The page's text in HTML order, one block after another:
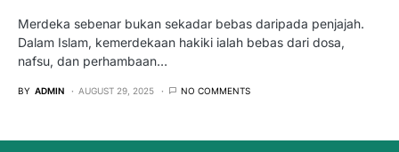
Merdeka sebenar bukan sekadar bebas daripada penjajah.
Dalam Islam, kemerdekaan hakiki ialah bebas dari dosa,
nafsu, dan perhambaan…
BY ADMIN AUGUST 29, 2025 NO COMMENTS